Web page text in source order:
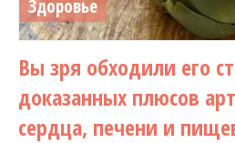
Здоровье
Вы зря обходили его
доказанных плюсов
сердца, печени и